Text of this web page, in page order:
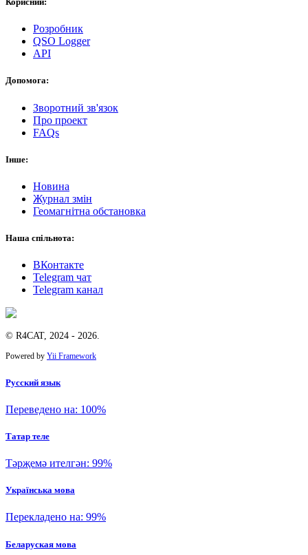
Розробник
QSO Logger
API
Допомога:
Зворотний зв'язок
Про проект
FAQs
Інше:
Новина
Журнал змін
Геомагнітна обстановка
Наша спільнота:
ВКонтакте
Telegram чат
Telegram канал
© R4CAT, 2024 - 2026.
Powered by Yii Framework
Русский язык
Переведено на: 100%
Татар теле
Тәрҗемә ителгән: 99%
Українська мова
Перекладено на: 99%
Беларуская мова